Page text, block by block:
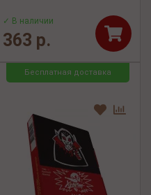
✓ В наличии
363 р.
Бесплатная доставка